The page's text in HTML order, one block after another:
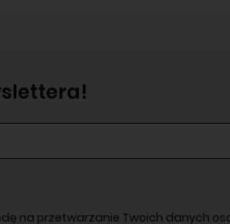
na przetwarzanie Twoich danych